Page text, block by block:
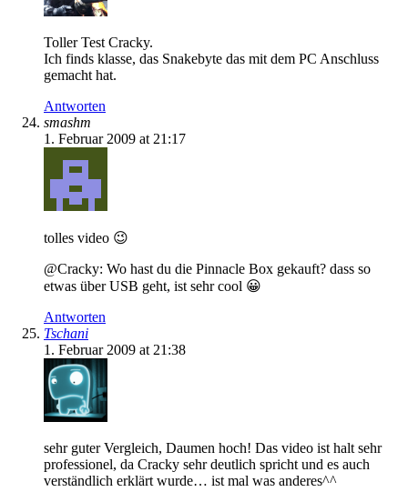
Toller Test Cracky.
Ich finds klasse, das Snakebyte das mit dem PC Anschluss
gemacht hat.
Antworten
smashm
1. Februar 2009 at 21:17
tolles video 😉
@Cracky: Wo hast du die Pinnacle Box gekauft? dass so
etwas über USB geht, ist sehr cool 😀
Antworten
Tschani
1. Februar 2009 at 21:38
sehr guter Vergleich, Daumen hoch! Das video ist halt sehr
professionel, da Cracky sehr deutlich spricht und es auch
verständlich erklärt wurde… ist mal was anderes^^